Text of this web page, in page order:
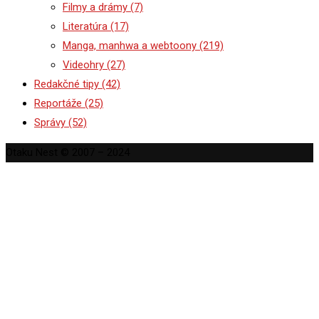
Filmy a drámy (7)
Literatúra (17)
Manga, manhwa a webtoony (219)
Videohry (27)
Redakčné tipy (42)
Reportáže (25)
Správy (52)